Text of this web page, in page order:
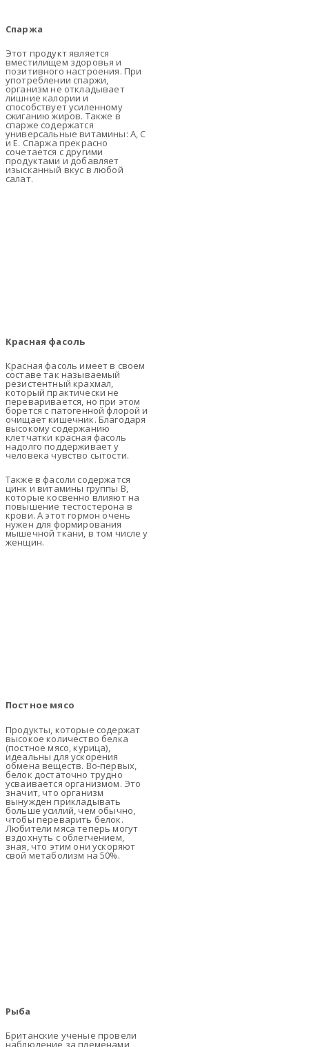
Спаржа
Этот продукт является
вместилищем здоровья и
позитивного настроения. При
употреблении спаржи,
организм не откладывает
лишние калории и
способствует усиленному
сжиганию жиров. Также в
спарже содержатся
универсальные витамины: A, C
и E. Спаржа прекрасно
сочетается с другими
продуктами и добавляет
изысканный вкус в любой
салат.
Красная фасоль
Красная фасоль имеет в своем
составе так называемый
резистентный крахмал,
который практически не
переваривается, но при этом
борется с патогенной флорой и
очищает кишечник. Благодаря
высокому содержанию
клетчатки красная фасоль
надолго поддерживает у
человека чувство сытости.
Также в фасоли содержатся
цинк и витамины группы B,
которые косвенно влияют на
повышение тестостерона в
крови. А этот гормон очень
нужен для формирования
мышечной ткани, в том числе у
женщин.
Постное мясо
Продукты, которые содержат
высокое количество белка
(постное мясо, курица),
идеальны для ускорения
обмена веществ. Во-первых,
белок достаточно трудно
усваивается организмом. Это
значит, что организм
вынужден прикладывать
больше усилий, чем обычно,
чтобы переварить белок.
Любители мяса теперь могут
вздохнуть с облегчением,
зная, что этим они ускоряют
свой метаболизм на 50%.
Рыба
Британские ученые провели
наблюдение за племенами